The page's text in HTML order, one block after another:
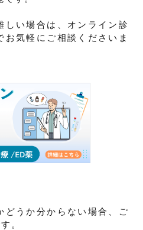
しい場合は、オンライン診
お気軽にご相談くださいま
どうか分からない場合、ご
。